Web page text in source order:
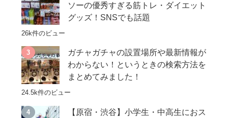
ソーの優秀すぎる筋トレ・ダイエット
グッズ！SNSでも話題
26k件のビュー
ガチャガチャの設置場所や最新情報が
わからない！というときの検索方法を
まとめてみました！
24.5k件のビュー
【原宿・渋谷】小学生・中高生におス